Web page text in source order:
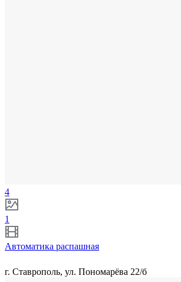
4
1
Автоматика распашная
г. Ставрополь, ул. Пономарёва 22/б